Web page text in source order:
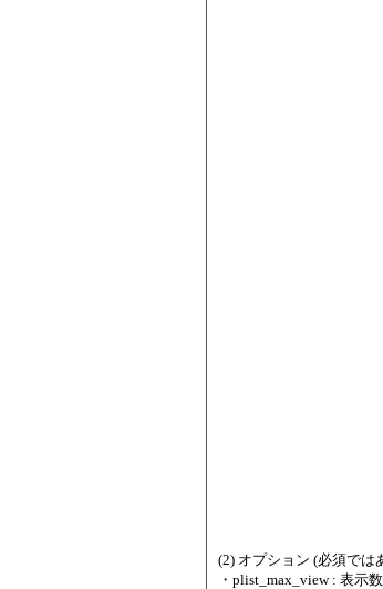
(2) オプション (必須では
・plist_max_view : 表示